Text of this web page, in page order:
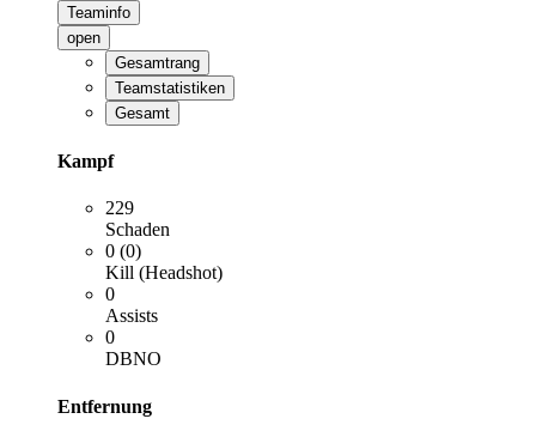
Teaminfo
open
Gesamtrang
Teamstatistiken
Gesamt
Kampf
229
Schaden
0 (0)
Kill (Headshot)
0
Assists
0
DBNO
Entfernung